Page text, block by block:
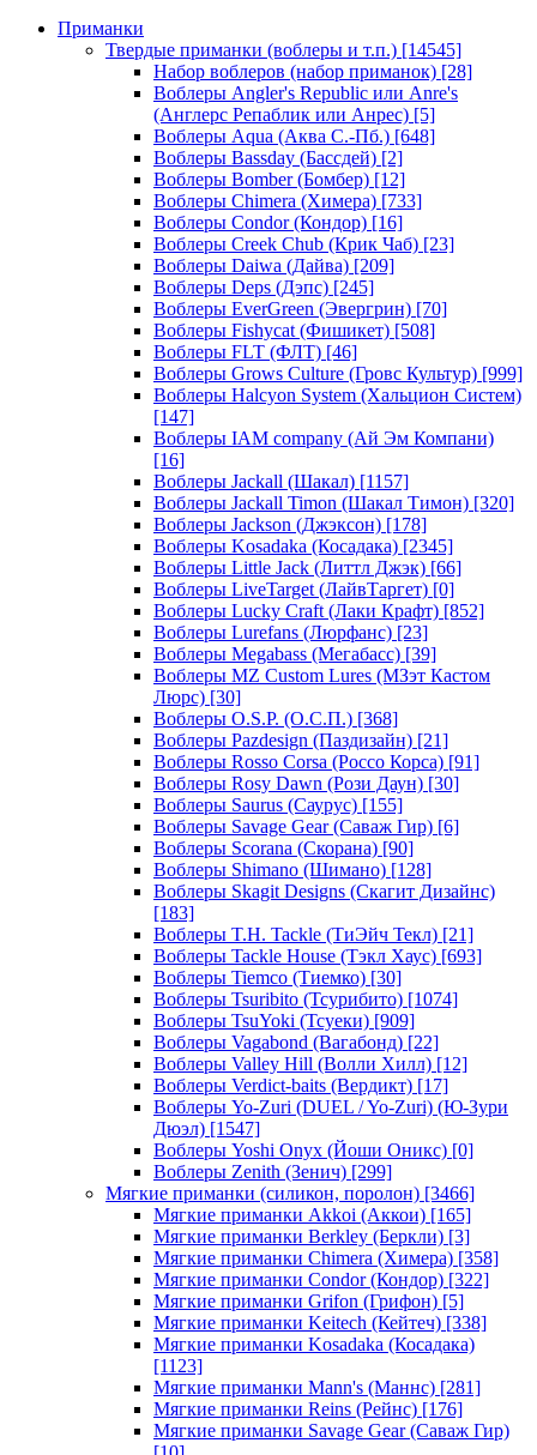
Приманки
Твердые приманки (воблеры и т.п.) [14545]
Набор воблеров (набор приманок) [28]
Воблеры Angler's Republic или Anre's
(Англерс Репаблик или Анрес) [5]
Воблеры Aqua (Аква С.-Пб.) [648]
Воблеры Bassday (Бассдей) [2]
Воблеры Bomber (Бомбер) [12]
Воблеры Chimera (Химера) [733]
Воблеры Condor (Кондор) [16]
Воблеры Creek Chub (Крик Чаб) [23]
Воблеры Daiwa (Дайва) [209]
Воблеры Deps (Дэпс) [245]
Воблеры EverGreen (Эвергрин) [70]
Воблеры Fishycat (Фишикет) [508]
Воблеры FLT (ФЛТ) [46]
Воблеры Grows Culture (Гровс Культур) [999]
Воблеры Halcyon System (Хальцион Систем)
[147]
Воблеры IAM company (Ай Эм Компани)
[16]
Воблеры Jackall (Шакал) [1157]
Воблеры Jackall Timon (Шакал Тимон) [320]
Воблеры Jackson (Джэксон) [178]
Воблеры Kosadaka (Косадака) [2345]
Воблеры Little Jack (Литтл Джэк) [66]
Воблеры LiveTarget (ЛайвТаргет) [0]
Воблеры Lucky Craft (Лаки Крафт) [852]
Воблеры Lurefans (Люрфанс) [23]
Воблеры Megabass (Мегабасс) [39]
Воблеры MZ Custom Lures (МЗэт Кастом
Люрс) [30]
Воблеры O.S.P. (О.С.П.) [368]
Воблеры Pazdesign (Паздизайн) [21]
Воблеры Rosso Corsa (Россо Корса) [91]
Воблеры Rosy Dawn (Рози Даун) [30]
Воблеры Saurus (Саурус) [155]
Воблеры Savage Gear (Саваж Гир) [6]
Воблеры Scorana (Скорана) [90]
Воблеры Shimano (Шимано) [128]
Воблеры Skagit Designs (Скагит Дизайнс)
[183]
Воблеры T.H. Tackle (ТиЭйч Текл) [21]
Воблеры Tackle House (Тэкл Хаус) [693]
Воблеры Tiemco (Тиемко) [30]
Воблеры Tsuribito (Тсурибито) [1074]
Воблеры TsuYoki (Тсуеки) [909]
Воблеры Vagabond (Вагабонд) [22]
Воблеры Valley Hill (Волли Хилл) [12]
Воблеры Verdict-baits (Вердикт) [17]
Воблеры Yo-Zuri (DUEL / Yo-Zuri) (Ю-Зури
Дюэл) [1547]
Воблеры Yoshi Onyx (Йоши Оникс) [0]
Воблеры Zenith (Зенич) [299]
Мягкие приманки (силикон, поролон) [3466]
Мягкие приманки Akkoi (Аккои) [165]
Мягкие приманки Berkley (Беркли) [3]
Мягкие приманки Chimera (Химера) [358]
Мягкие приманки Condor (Кондор) [322]
Мягкие приманки Grifon (Грифон) [5]
Мягкие приманки Keitech (Кейтеч) [338]
Мягкие приманки Kosadaka (Косадака)
[1123]
Мягкие приманки Mann's (Маннс) [281]
Мягкие приманки Reins (Рейнс) [176]
Мягкие приманки Savage Gear (Саваж Гир)